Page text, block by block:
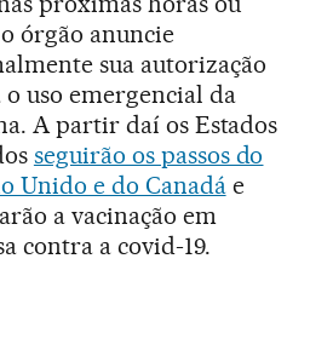
órgão anuncie
sua autorização
o uso emergencial da
A partir daí os Estados
seguirão os passos do
Unido e do Canadáe
a vacinação em
contra a covid-19.